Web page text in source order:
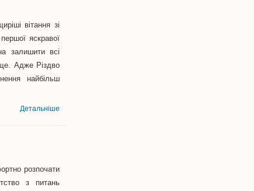
вітання зі
яскравої
залишити всі
Адже Різдво
найбільш
Детальніше
розпочати
з питань